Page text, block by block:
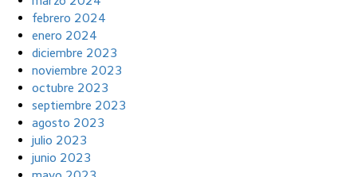
febrero 2024
enero 2024
diciembre 2023
noviembre 2023
octubre 2023
septiembre 2023
agosto 2023
julio 2023
junio 2023